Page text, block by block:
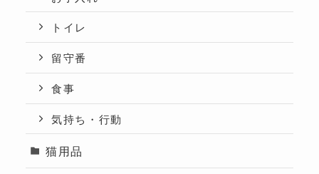
トイレ
留守番
食事
気持ち・行動
猫用品